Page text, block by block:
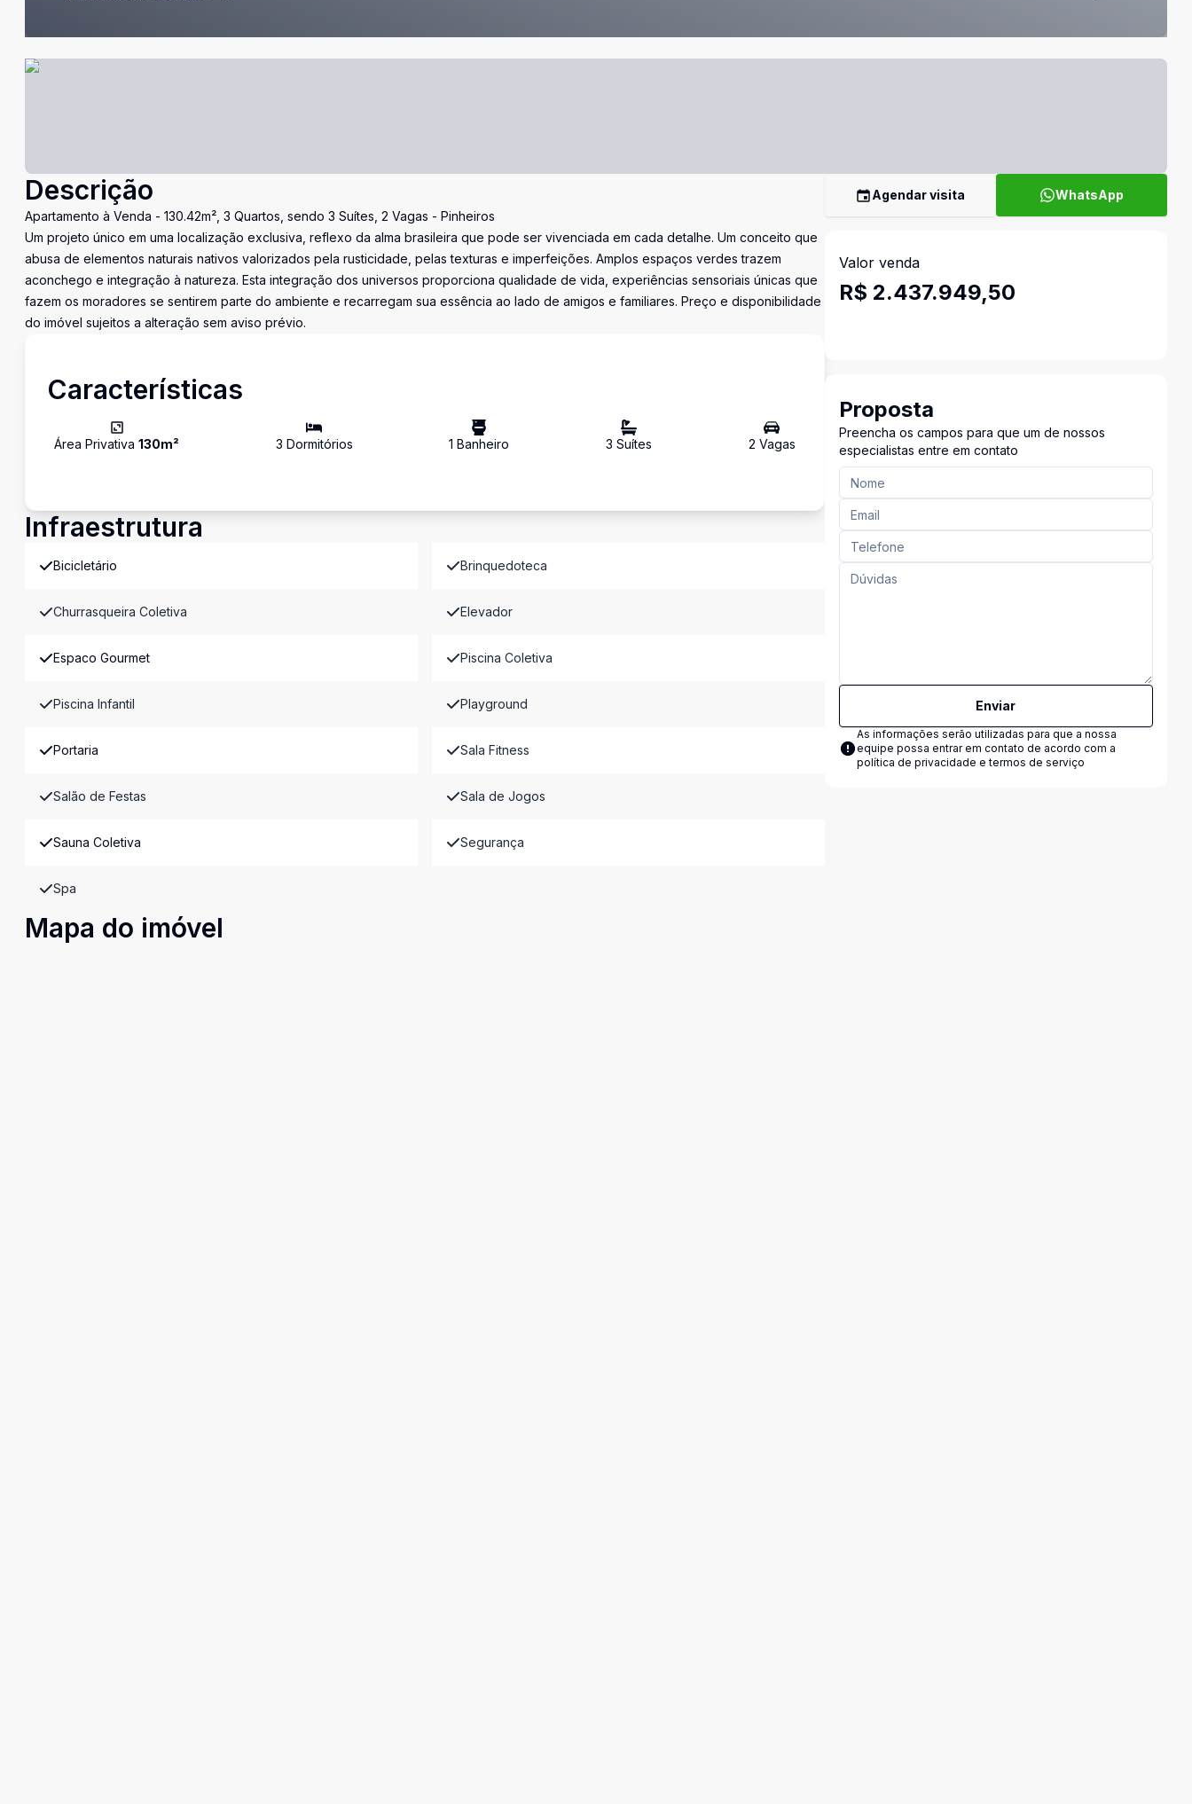
Descrição
Apartamento à Venda - 130.42m², 3 Quartos, sendo 3 Suítes, 2 Vagas - Pinheiros
Um projeto único em uma localização exclusiva, reflexo da alma brasileira que pode ser vivenciada em cada detalhe. Um conceito que
abusa de elementos naturais nativos valorizados pela rusticidade, pelas texturas e imperfeições. Amplos espaços verdes trazem
aconchego e integração à natureza. Esta integração dos universos proporciona qualidade de vida, experiências sensoriais únicas que
fazem os moradores se sentirem parte do ambiente e recarregam sua essência ao lado de amigos e familiares. Preço e disponibilidade
do imóvel sujeitos a alteração sem aviso prévio.
Características
Área Privativa 130m² 3 Dormitórios 1 Banheiro 3 Suítes 2 Vagas
Infraestrutura
Bicicletário Brinquedoteca
Churrasqueira Coletiva Elevador
Espaco Gourmet Piscina Coletiva
Piscina Infantil Playground
Portaria Sala Fitness
Salão de Festas Sala de Jogos
Sauna Coletiva Segurança
Spa
Mapa do imóvel
Agendar visita WhatsApp
Valor venda
R$ 2.437.949,50
Proposta
Preencha os campos para que um de nossos
especialistas entre em contato
Enviar
As informações serão utilizadas para que a nossa
equipe possa entrar em contato de acordo com a
política de privacidade e termos de serviço